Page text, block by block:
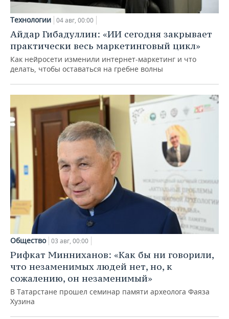
Технологии 04 авг, 00:00
Айдар Гибадуллин: «ИИ сегодня закрывает
практически весь маркетинговый цикл»
Как нейросети изменили интернет-маркетинг и что
делать, чтобы оставаться на гребне волны
Общество 03 авг, 00:00
Рифкат Минниханов: «Как бы ни говорили,
что незаменимых людей нет, но, к
сожалению, он незаменимый»
В Татарстане прошел семинар памяти археолога Фаяза
Хузина